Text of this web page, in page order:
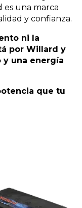
es una marca
y confianza.
ni la
por Willard y
una energía
que tu